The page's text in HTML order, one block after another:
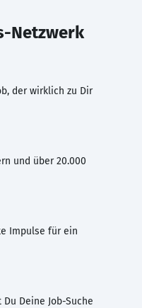
Netzwerk
der wirklich zu Dir
und über 20.000
Impulse für ein
Deine Job-Suche